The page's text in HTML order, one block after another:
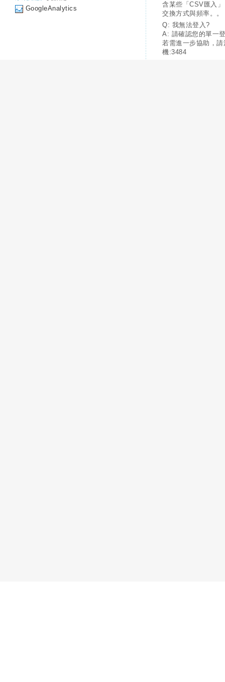
GoogleAnalytics
含某些「CSV匯入
交換方式與頻率。。
Q: 我無法登入?
A: 請確認您的單一
若需進一步協助，
機:3484